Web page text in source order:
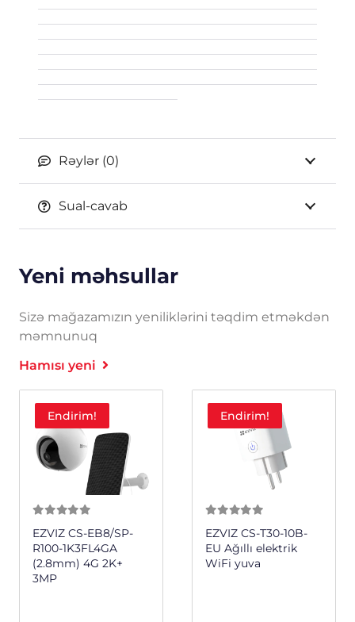
Rəylər (0)
Sual-cavab
Yeni məhsullar
Sizə mağazamızın yeniliklərini təqdim etməkdən
məmnunuq
Hamısı yeni
Endirim!
EZVIZ CS-EB8/SP-
R100-1K3FL4GA
(2.8mm) 4G 2K+
3MP
Endirim!
EZVIZ CS-T30-10B-
EU Ağıllı elektrik
WiFi yuva